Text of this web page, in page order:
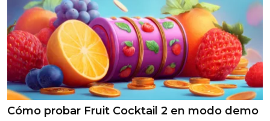
Cómo probar Fruit Cocktail 2 en modo demo